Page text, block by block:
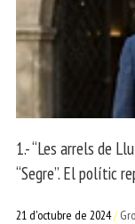
1.- “Les arrels de
“Segre”. El polític
21 d'octubre de 2024